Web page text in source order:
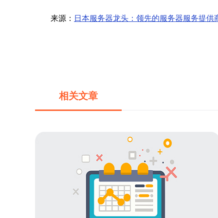
来源： 日本服务器龙头：领先的服务器服务提供
相关文章